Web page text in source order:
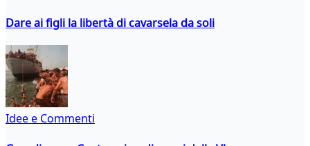
Dare ai figli la libertà di cavarsela da soli
Idee e Commenti